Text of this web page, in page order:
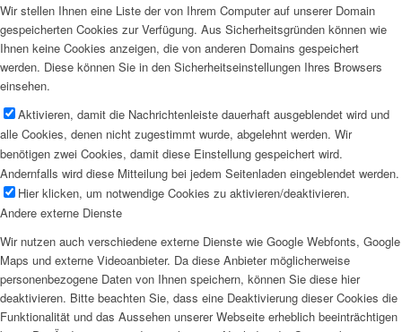
Wir stellen Ihnen eine Liste der von Ihrem Computer auf unserer Domain
gespeicherten Cookies zur Verfügung. Aus Sicherheitsgründen können wie
Ihnen keine Cookies anzeigen, die von anderen Domains gespeichert
werden. Diese können Sie in den Sicherheitseinstellungen Ihres Browsers
einsehen.
Aktivieren, damit die Nachrichtenleiste dauerhaft ausgeblendet wird und
alle Cookies, denen nicht zugestimmt wurde, abgelehnt werden. Wir
benötigen zwei Cookies, damit diese Einstellung gespeichert wird.
Andernfalls wird diese Mitteilung bei jedem Seitenladen eingeblendet werden.
Hier klicken, um notwendige Cookies zu aktivieren/deaktivieren.
Andere externe Dienste
Wir nutzen auch verschiedene externe Dienste wie Google Webfonts, Google
Maps und externe Videoanbieter. Da diese Anbieter möglicherweise
personenbezogene Daten von Ihnen speichern, können Sie diese hier
deaktivieren. Bitte beachten Sie, dass eine Deaktivierung dieser Cookies die
Funktionalität und das Aussehen unserer Webseite erheblich beeinträchtigen